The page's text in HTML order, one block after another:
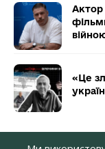
Актор
«Це